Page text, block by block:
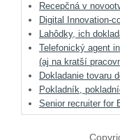
Recepčná v
Digital Innovation-
Lahôdky, ich
Telefonický agent
(aj na kratší
Dokladanie tovaru
Pokladník,
Senior recruiter for